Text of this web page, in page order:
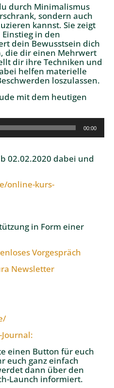
durch Minimalismus
sondern auch
kannst. Sie zeigt
in den
dein Bewusstsein dich
die dir einen Mehrwert
dir ihre Techniken und
helfen materielle
loszulassen.
mit dem heutigen
00:00
02.02.2020 dabei und
online-kurs-
in Form einer
Vorgespräch
Newsletter
einen Button für euch
euch ganz einfach
dann über den
Launch informiert.